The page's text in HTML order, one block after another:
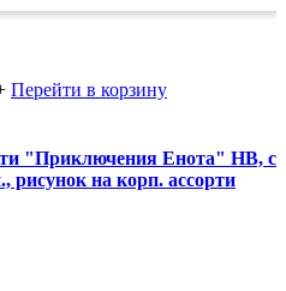
Перейти в корзину
"Приключения Енота" HB, с
рисунок на корп. ассорти